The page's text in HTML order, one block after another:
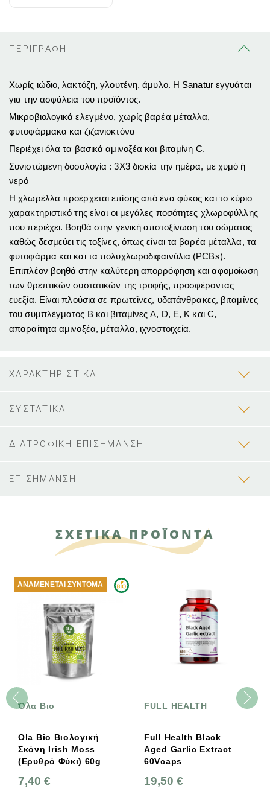
ΠΕΡΙΓΡΑΦΗ
Χωρίς ιώδιο, λακτόζη, γλουτένη, άμυλο. Η Sanatur εγγυάται
για την ασφάλεια του προϊόντος.
Μικροβιολογικά ελεγμένο, χωρίς βαρέα μέταλλα,
φυτοφάρμακα και ζιζανιοκτόνα
Περιέχει όλα τα βασικά αμινοξέα και βιταμίνη C.
Συνιστώμενη δοσολογία : 3X3 δισκία την ημέρα, με χυμό ή
νερό
Η χλωρέλλα προέρχεται επίσης από ένα φύκος και το κύριο
χαρακτηριστικό της είναι οι μεγάλες ποσότητες χλωροφύλλης
που περιέχει. Βοηθά στην γενική αποτοξίνωση του σώματος
καθώς δεσμεύει τις τοξίνες, όπως είναι τα βαρέα μέταλλα, τα
φυτοφάρμα και και τα πολυχλωροδιφαινύλια (PCBs).
Επιπλέον βοηθά στην καλύτερη απορρόφηση και αφομοίωση
των θρεπτικών συστατικών της τροφής, προσφέροντας
ευεξία. Είναι πλούσια σε πρωτεΐνες, υδατάνθρακες, βιταμίνες
του συμπλέγματος Β και βιταμίνες A, D, E, K και C,
απαραίτητα αμινοξέα, μέταλλα, ιχνοστοιχεία.
ΧΑΡΑΚΤΗΡΙΣΤΙΚΑ
ΣΥΣΤΑΤΙΚΑ
ΔΙΑΤΡΟΦΙΚΗ ΕΠΙΣΗΜΑΝΣΗ
ΕΠΙΣΗΜΑΝΣΗ
ΣΧΕΤΙΚΑ ΠΡΟΪΟΝΤΑ
Όλα Βιο
Ola Bio Βιολογική
Σκόνη Irish Moss
(Ερυθρό Φύκι) 60g
7,40 €
ΑΝΑΜΈΝΕΤΑΙ ΣΎΝΤΟΜΑ
FULL HEALTH
Full Health Black
Aged Garlic Extract
60Vcaps
19,50 €